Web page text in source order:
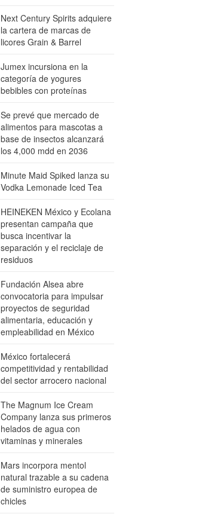
Next Century Spirits adquiere
la cartera de marcas de
licores Grain & Barrel
Jumex incursiona en la
categoría de yogures
bebibles con proteínas
Se prevé que mercado de
alimentos para mascotas a
base de insectos alcanzará
los 4,000 mdd en 2036
Minute Maid Spiked lanza su
Vodka Lemonade Iced Tea
HEINEKEN México y Ecolana
presentan campaña que
busca incentivar la
separación y el reciclaje de
residuos
Fundación Alsea abre
convocatoria para impulsar
proyectos de seguridad
alimentaria, educación y
empleabilidad en México
México fortalecerá
competitividad y rentabilidad
del sector arrocero nacional
The Magnum Ice Cream
Company lanza sus primeros
helados de agua con
vitaminas y minerales
Mars incorpora mentol
natural trazable a su cadena
de suministro europea de
chicles